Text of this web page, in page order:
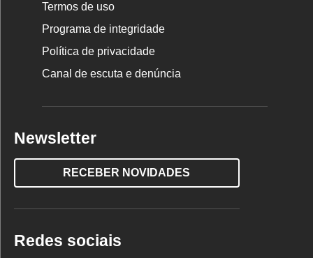
Termos de uso
Programa de integridade
Política de privacidade
Canal de escuta e denúncia
Newsletter
RECEBER NOVIDADES
Redes sociais